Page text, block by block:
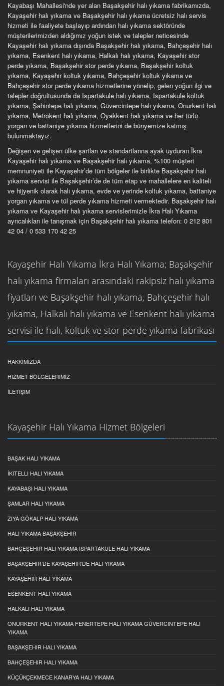
Kayabaşı Mahallesi'nde yer alan Başakşehir halı yıkama fabrikamızda,
Kayaşehir halı yıkama ve Başakşehir halı yıkama ücretsiz halı servis
hizmeti ile faaliyete başlayıp ardından halı yıkama sektöründe
müşterilerimizden aldığımız yoğun istek ve talepler neticesinde
Kayaşehir halı yıkama dışında Başakşehir halı yıkama, Bahçeşehir halı
yıkama, Esenkent halı yıkama, Halkalı halı yıkama, Kayaşehir stor
perde yıkama, Başakşehir stor perde yıkama, Başakşehir koltuk
yıkama, Kayaşehir koltuk yıkama, Bahçeşehir koltuk yıkama ve
Bahçeşehir stor perde yıkama hizmetlerine yönelip, gelen yoğun ilgi ve
talepler doğrultusunda da Ispartakule halı yıkama, Ispartakule koltuk
yıkama, Şahintepe halı yıkama, Güvercintepe halı yıkama, Onurkent halı
yıkama, Metrokent halı yıkama, Oyakkent halı yıkama ve her türlü
yorgan ve battaniye yıkama hizmetlerini de bünyemize katmış
bulunmaktayız.
Değişen ve gelişen ülke şartları ve standartlarına ayak uyduran İkra
Kayaşehir halı yıkama ve Başakşehir halı yıkama, %100 müşteri
memnuniyeti ile Kayaşehir’de tüm bölgeler ile birlikte Başakşehir halı
yıkama servisi ile Başakşehir’de de tüm etap ve mahallelere en kaliteli
ve hijyenik olarak halı yıkama, evde ve yerinde koltuk yıkama, battaniye
yorgan yıkama ve tül perde yıkama hizmeti vermektedir. Başakşehir halı
yıkama ve Kayaşehir halı yıkama servislerimizle İkra Halı Yıkama
ayrıcalıkları ile tanışmak için Başakşehir halı yıkama telefon: 0 212 801
42 04 / 0 533 170 42 25
Kayaşehir Halı Yıkama İkra Halı Yıkama; Başakşehir
halı yıkama firmaları arasındaki rakipsiz halı yıkama
fiyatları ve Başakşehir halı yıkama, Bahçeşehir halı
yıkama, Halkalı halı yıkama ve Esenkent halı yıkama
servisi ile halı, koltuk ve stor perde yıkama fabrikası
HAKKIMIZDA
HIZMET BÖLGELERIMIZ
İLETIŞIM
Kayaşehir Halı Yıkama Hizmet Bölgeleri
BAŞAK HALI YIKAMA
İKITELLI HALI YIKAMA
KAYABAŞI HALI YIKAMA
ŞAMLAR HALI YIKAMA
ZIYA GÖKALP HALI YIKAMA
HALI YIKAMA BAŞAKŞEHIR
BAHÇEŞEHIR HALI YIKAMA ISPARTAKULE HALI YIKAMA
BAŞAKŞEHIR’DE KAYAŞEHIR’DE HALI YIKAMA
KAYAŞEHIR HALI YIKAMA
ESENKENT HALI YIKAMA
HALKALI HALI YIKAMA
ONURKENT HALI YIKAMA FENERTEPE HALI YIKAMA GÜVERCINTEPE HALI
YIKAMA
BAŞAKŞEHIR HALI YIKAMA
BAHÇEŞEHIR HALI YIKAMA
KÜÇÜKÇEKMECE KANARYA HALI YIKAMA